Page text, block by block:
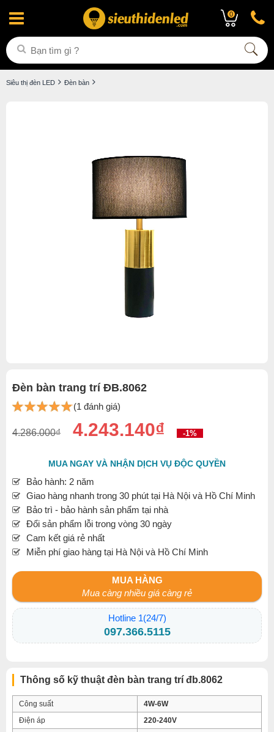
0
Siêu thị đèn LED Đèn bàn
Đèn bàn trang trí ĐB.8062
(1 đánh giá)
4.286.000₫ 4.243.140₫ -1%
MUA NGAY VÀ NHẬN DỊCH VỤ ĐỘC QUYỀN
Bảo hành: 2 năm
Giao hàng nhanh trong 30 phút tại Hà Nội và Hồ Chí Minh
Bảo trì - bảo hành sản phẩm tại nhà
Đổi sản phẩm lỗi trong vòng 30 ngày
Cam kết giá rẻ nhất
Miễn phí giao hàng tại Hà Nội và Hồ Chí Minh
MUA HÀNG
Mua càng nhiều giá càng rẻ
Hotline 1(24/7)
097.366.5115
Thông số kỹ thuật đèn bàn trang trí đb.8062
Công suất
4W-6W
Điện áp
220-240V